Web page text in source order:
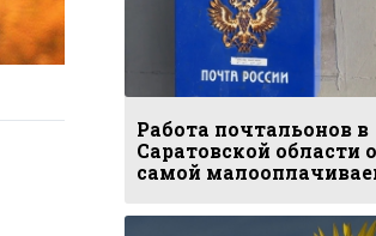
Работа почтальонов в
Саратовской области
самой